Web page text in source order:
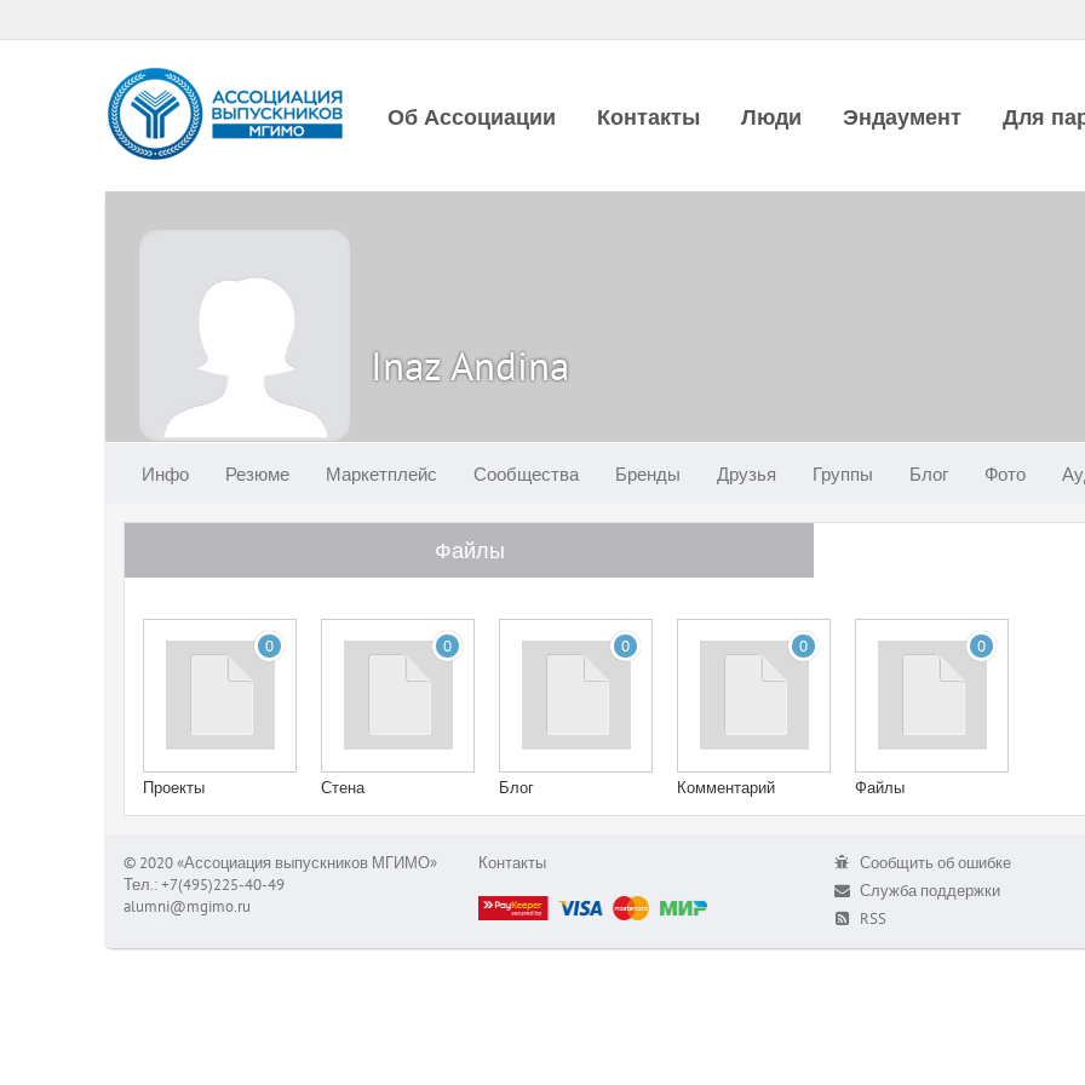
Об Ассоциации Контакты Люди Эндаумент Для
Inaz Andina
Инфо Резюме Маркетплейс Сообщества Бренды Друзья Группы Блог Фото
Файлы
0
Проекты
0
Стена
0
Блог
0
Комментарий
0
Файлы
© 2020 «Ассоциация выпускников МГИМО»
Тел.: +7(495)225-40-49
alumni@mgimo.ru
Контакты
Сообщить об ошибке
Служба поддержки
RSS